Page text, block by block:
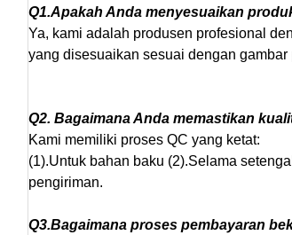
Q1.Apakah Anda menyesuaikan
Ya, kami adalah produsen profesional
yang disesuaikan sesuai dengan gambar
Q2. Bagaimana Anda memastikan
Kami memiliki proses QC yang ketat:
(1).Untuk bahan baku (2).Selama
pengiriman.
Q3.Bagaimana proses pembayaran